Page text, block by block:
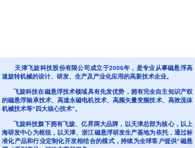
天津飞旋科技股份有限公司成立于2006年，是专业从事磁悬浮高
速旋转机械的设计、研发、生产及产业化应用的高新技术企业。
飞旋科技在磁悬浮技术领域具有先发优势，拥有完全自主知识产权
的磁悬浮轴承技术、高速永磁电机技术、高频矢量变频技术、高效流体
机械技术等“四大核心技术”。
飞旋科技旗下拥有飞旋、亿昇两大品牌，以天津总部为核心，以上
海研发中心为枢纽，以天津、浙江磁悬浮研发生产基地为依托，通过标
准化产品和行业定制化开发相结合的模式，持续为全球客户提供“磁悬